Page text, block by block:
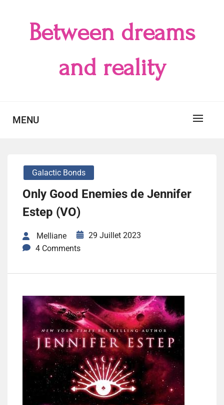
Between dreams
and reality
MENU
Galactic Bonds
Only Good Enemies de Jennifer
Estep (VO)
Melliane
29 Juillet 2023
4 Comments